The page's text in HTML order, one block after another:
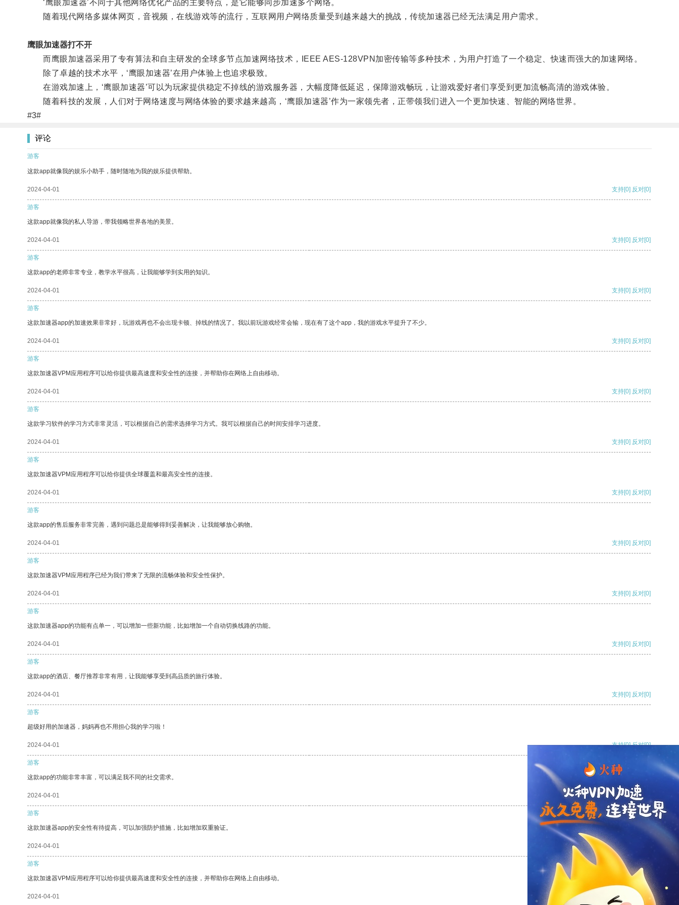
‘鹰眼加速器’不同于其他网络优化产品的主要特点，是它能够同步加速多个网络。
随着现代网络多媒体网页，音视频，在线游戏等的流行，互联网用户网络质量受到越来越大的挑战，传统加速器已经无法满足用户需求。
鹰眼加速器打不开
而鹰眼加速器采用了专有算法和自主研发的全球多节点加速网络技术，IEEE AES-128VPN加密传输等多种技术，为用户打造了一个稳定、快速而强大的加速网络。
除了卓越的技术水平，‘鹰眼加速器’在用户体验上也追求极致。
在游戏加速上，‘鹰眼加速器’可以为玩家提供稳定不掉线的游戏服务器，大幅度降低延迟，保障游戏畅玩，让游戏爱好者们享受到更加流畅高清的游戏体验。
随着科技的发展，人们对于网络速度与网络体验的要求越来越高，‘鹰眼加速器’作为一家领先者，正带领我们进入一个更加快速、智能的网络世界。
#3#
评论
游客
这款app就像我的娱乐小助手，随时随地为我的娱乐提供帮助。
2024-04-01 支持[0] 反对[0]
游客
这款app就像我的私人导游，带我领略世界各地的美景。
2024-04-01 支持[0] 反对[0]
游客
这款app的老师非常专业，教学水平很高，让我能够学到实用的知识。
2024-04-01 支持[0] 反对[0]
游客
这款加速器app的加速效果非常好，玩游戏再也不会出现卡顿、掉线的情况了。我以前玩游戏经常会输，现在有了这个app，我的游戏水平提升了不少。
2024-04-01 支持[0] 反对[0]
游客
这款加速器VPM应用程序可以给你提供最高速度和安全性的连接，并帮助你在网络上自由移动。
2024-04-01 支持[0] 反对[0]
游客
这款学习软件的学习方式非常灵活，可以根据自己的需求选择学习方式。我可以根据自己的时间安排学习进度。
2024-04-01 支持[0] 反对[0]
游客
这款加速器VPM应用程序可以给你提供全球覆盖和最高安全性的连接。
2024-04-01 支持[0] 反对[0]
游客
这款app的售后服务非常完善，遇到问题总是能够得到妥善解决，让我能够放心购物。
2024-04-01 支持[0] 反对[0]
游客
这款加速器VPM应用程序已经为我们带来了无限的流畅体验和安全性保护。
2024-04-01 支持[0] 反对[0]
游客
这款加速器app的功能有点单一，可以增加一些新功能，比如增加一个自动切换线路的功能。
2024-04-01 支持[0] 反对[0]
游客
这款app的酒店、餐厅推荐非常有用，让我能够享受到高品质的旅行体验。
2024-04-01 支持[0] 反对[0]
游客
超级好用的加速器，妈妈再也不用担心我的学习啦！
2024-04-01 支持[0] 反对[0]
游客
这款app的功能非常丰富，可以满足我不同的社交需求。
2024-04-01 支持[0] 反对
游客
这款加速器app的安全性有待提高，可以加强防护措施，比如增加双重验证。
2024-04-01 支持
游客
这款加速器VPM应用程序可以给你提供最高速度和安全性的连接，并帮助你在网络上自由移动。
2024-04-01 支持 反对 [0]